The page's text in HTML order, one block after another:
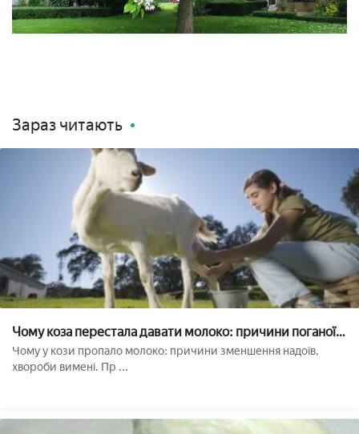
Зараз читають
Чому коза перестала давати молоко: причини поганої
молочності кіз, способи правильної доїння
Чому у кози пропало молоко: причини зменшення надоїв,
хвороби вимені. Пр ...